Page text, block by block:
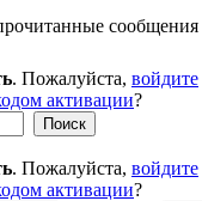
. Пожалуйста, войдите
активации?
. Пожалуйста, войдите
активации?